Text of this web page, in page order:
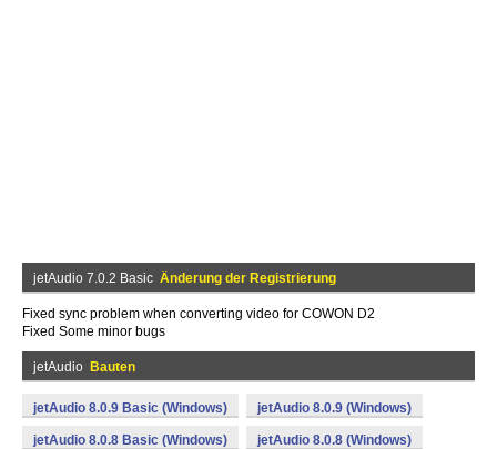
jetAudio 7.0.2 Basic Änderung der Registrierung
Fixed sync problem when converting video for COWON D2
Fixed Some minor bugs
jetAudio Bauten
jetAudio 8.0.9 Basic (Windows) jetAudio 8.0.9 (Windows)
jetAudio 8.0.8 Basic (Windows) jetAudio 8.0.8 (Windows)